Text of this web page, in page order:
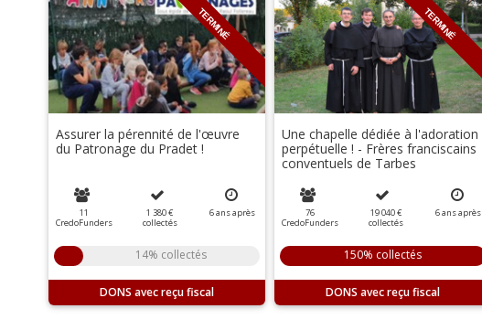
TERMINÉ
Assurer la pérennité de l'œuvre
du Patronage du Pradet !
11
CredoFunders
1 380 €
collectés
6ansaprès
14% collectés
DONS
TERMINÉ
Une chapelle dédiée à l'adoration
perpétuelle ! - Frères franciscains
conventuels de Tarbes
76
CredoFunders
19 040 €
collectés
6ansaprès
150% collectés
DONS